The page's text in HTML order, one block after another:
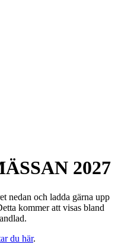
2027
nedan och ladda gärna upp
kommer att visas bland
du här.